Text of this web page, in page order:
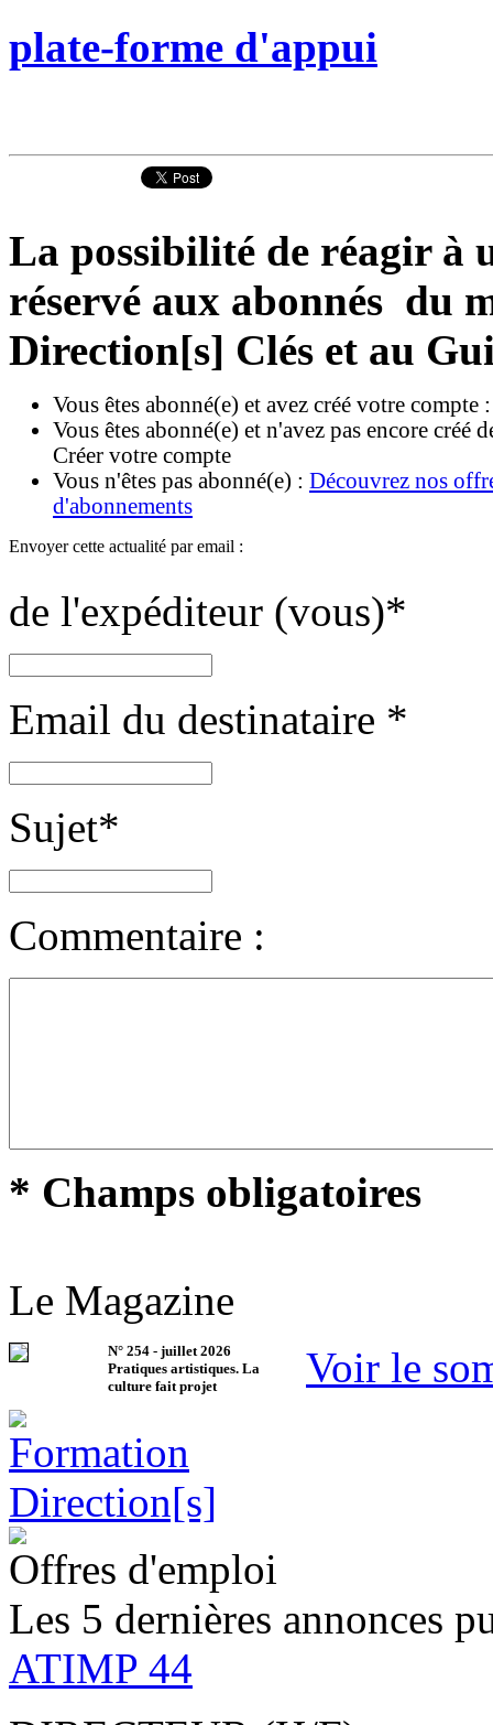
plate-forme d'appui
La possibilité de réagir à
réservé aux abonnés du
Direction[s] Clés et au
Vous êtes abonné(e) et avez créé votre compte
Vous êtes abonné(e) et n'avez pas encore créé
Créer votre compte
Vous n'êtes pas abonné(e) : Découvrez nos
d'abonnements
Envoyer cette actualité par email :
de l'expéditeur (vous)*
Email du destinataire *
Sujet*
Commentaire :
* Champs obligatoires
Le Magazine
N° 254 - juillet 2026
Pratiques artistiques. La
culture fait projet
Voir le
Offres d'emploi
Les 5 dernières annonces
ATIMP 44